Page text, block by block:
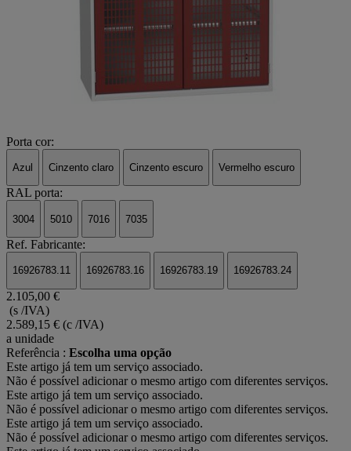
Porta cor:
Azul Cinzento claro Cinzento escuro Vermelho escuro
RAL porta:
3004 5010 7016 7035
Ref. Fabricante:
16926783.11 16926783.16 16926783.19 16926783.24
2.105,00 €
(s /IVA)
2.589,15 € (c /IVA)
a unidade
Referência : Escolha uma opção
Este artigo já tem um serviço associado.
Não é possível adicionar o mesmo artigo com diferentes serviços.
Este artigo já tem um serviço associado.
Não é possível adicionar o mesmo artigo com diferentes serviços.
Este artigo já tem um serviço associado.
Não é possível adicionar o mesmo artigo com diferentes serviços.